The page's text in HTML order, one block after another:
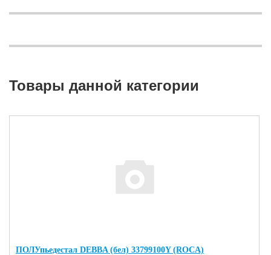
Товары данной категории
ПОЛУпьедестал DEBBA (бел) 33799100Y (ROCA)